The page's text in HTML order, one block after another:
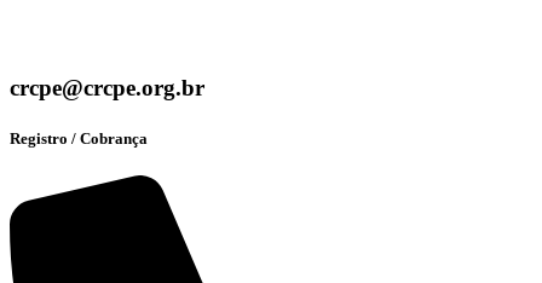
crcpe@crcpe.org.br
Registro / Cobrança